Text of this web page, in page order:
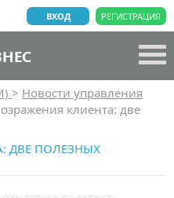
РЕГИСТРАЦИЯ
ВХОД
> Новости управления
клиента: две
ДВЕ ПОЛЕЗНЫХ